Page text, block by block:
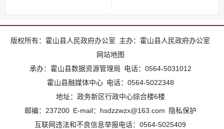
版权所有：霍山县人民政府办公室 主办：霍山县人民政府办公室
网站地图
承办：霍山县数据资源管理局 电话：0564-5031012
霍山县融媒体中心 电话：0564-5022348
地址：政务新区行政中心综合楼6楼
邮编：237200 E-mail：hsdzzwzx@163.com
隐私保护
互联网违法和不良信息举报电话：0564-5025409